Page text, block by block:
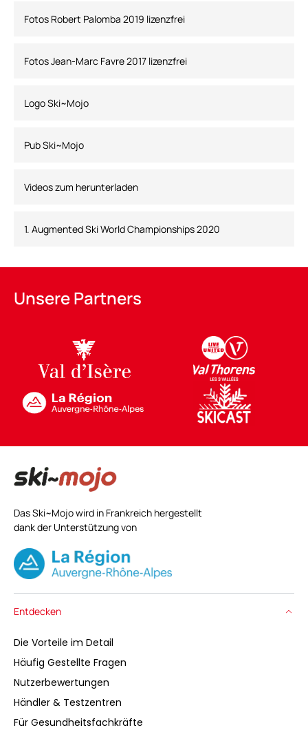
Fotos Robert Palomba 2019 lizenzfrei
Fotos Jean-Marc Favre 2017 lizenzfrei
Logo Ski~Mojo
Pub Ski~Mojo
Videos zum herunterladen
1. Augmented Ski World Championships 2020
Unsere Partners
Das Ski~Mojo wird in Frankreich hergestellt
dank der Unterstützung von
Entdecken
Die Vorteile im Detail
Häufig Gestellte Fragen
Nutzerbewertungen
Händler & Testzentren
Für Gesundheitsfachkräfte